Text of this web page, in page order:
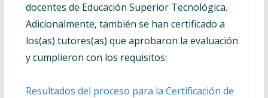
docentes de Educación Superior Tecnológica.
Adicionalmente, también se han certificado a
los(as) tutores(as) que aprobaron la evaluación
y cumplieron con los requisitos:
Resultados del proceso para la Certificación de